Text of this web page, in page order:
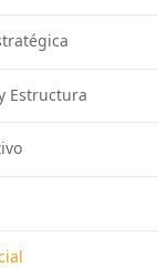
Estructura